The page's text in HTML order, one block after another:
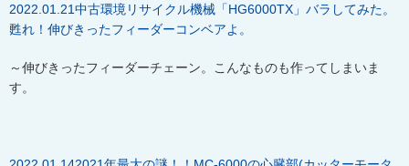
2022.01.21中古環境リサイクル機械「HG6000TX 」バラしてみた。
甦れ！伸びきったフィーダーコンベアよ。
～伸びきったフィーダーチェーン。こんなものも作ってしまいま
す。